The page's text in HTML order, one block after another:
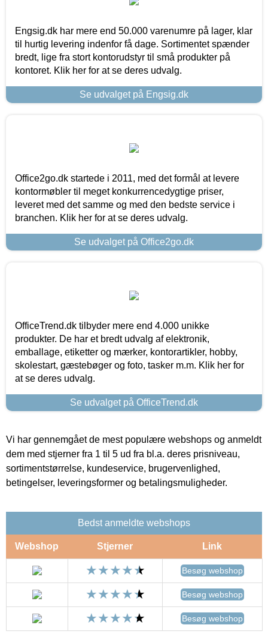
Engsig.dk har mere end 50.000 varenumre på lager, klar
til hurtig levering indenfor få dage. Sortimentet spænder
bredt, lige fra stort kontorudstyr til små produkter på
kontoret. Klik her for at se deres udvalg.
Se udvalget på Engsig.dk
Office2go.dk startede i 2011, med det formål at levere
kontormøbler til meget konkurrencedygtige priser,
leveret med det samme og med den bedste service i
branchen. Klik her for at se deres udvalg.
Se udvalget på Office2go.dk
OfficeTrend.dk tilbyder mere end 4.000 unikke
produkter. De har et bredt udvalg af elektronik,
emballage, etiketter og mærker, kontorartikler, hobby,
skolestart, gæstebøger og foto, tasker m.m. Klik her for
at se deres udvalg.
Se udvalget på OfficeTrend.dk
Vi har gennemgået de mest populære webshops og anmeldt
dem med stjerner fra 1 til 5 ud fra bl.a. deres prisniveau,
sortimentstørrelse, kundeservice, brugervenlighed,
betingelser, leveringsformer og betalingsmuligheder.
Bedst anmeldte webshops
Webshop Stjerner Link
Besøg webshop
Besøg webshop
Besøg webshop